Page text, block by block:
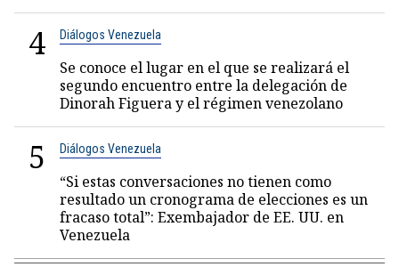
4 Diálogos Venezuela
Se conoce el lugar en el que se realizará el
segundo encuentro entre la delegación de
Dinorah Figuera y el régimen venezolano
5 Diálogos Venezuela
“Si estas conversaciones no tienen como
resultado un cronograma de elecciones es un
fracaso total”: Exembajador de EE. UU. en
Venezuela